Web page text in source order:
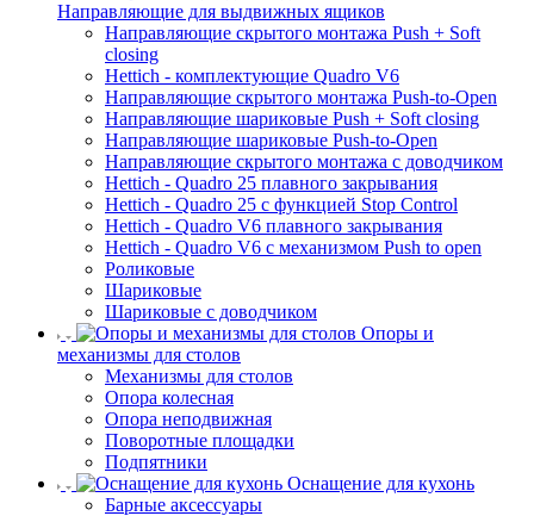
Направляющие для выдвижных ящиков
Направляющие скрытого монтажа Push + Soft
closing
Hettich - комплектующие Quadro V6
Направляющие скрытого монтажа Push-to-Open
Направляющие шариковые Push + Soft closing
Направляющие шариковые Push-to-Open
Направляющие скрытого монтажа с доводчиком
Hettich - Quadro 25 плавного закрывания
Hettich - Quadro 25 с функцией Stop Control
Hettich - Quadro V6 плавного закрывания
Hettich - Quadro V6 с механизмом Push to open
Роликовые
Шариковые
Шариковые с доводчиком
Опоры и
механизмы для столов
Механизмы для столов
Опора колесная
Опора неподвижная
Поворотные площадки
Подпятники
Оснащение для кухонь
Барные аксессуары